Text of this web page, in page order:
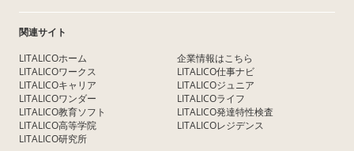
関連サイト
LITALICOホーム
LITALICOワークス
LITALICOキャリア
LITALICOワンダー
LITALICO教育ソフト
LITALICO高等学院
LITALICO研究所
企業情報はこちら
LITALICO仕事ナビ
LITALICOジュニア
LITALICOライフ
LITALICO発達特性検査
LITALICOレジデンス